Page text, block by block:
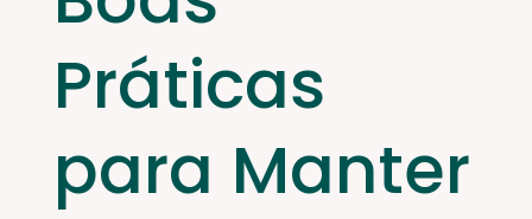
Práticas
para Manter